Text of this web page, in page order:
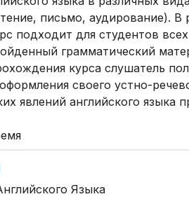
письмо, аудирование).
подходит для студентов
грамматический
курса слушатель
своего устно-
явлений английского языка
Языка